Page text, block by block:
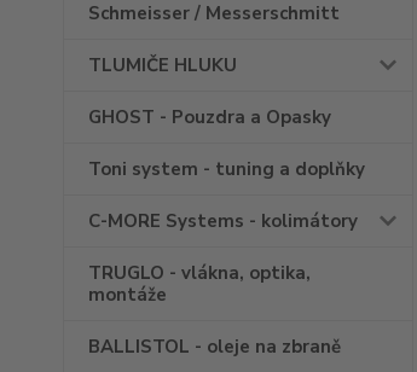
Schmeisser / Messerschmitt
TLUMIČE HLUKU
GHOST - Pouzdra a Opasky
Toni system - tuning a doplňky
C-MORE Systems - kolimátory
TRUGLO - vlákna, optika,
montáže
BALLISTOL - oleje na zbraně